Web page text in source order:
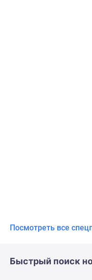
Посмотреть все
Быстрый поиск